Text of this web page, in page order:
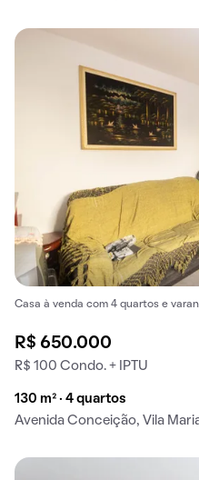
Casa à venda com 4 quartos e
R$ 650.000
R$ 100 Condo. + IPTU
130 m² · 4 quartos
Avenida Conceição, Vila Maria